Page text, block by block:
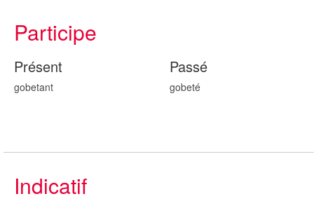
Participe
Présent
gobetant
Passé
gobeté
Indicatif